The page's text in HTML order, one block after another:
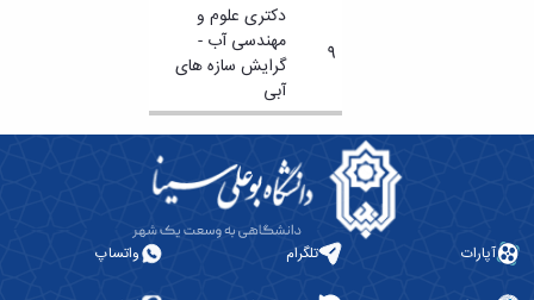
9
دکتری علوم و
مهندسی آب -
گرایش سازه های
آبی
آپارات تلگرام واتساپ